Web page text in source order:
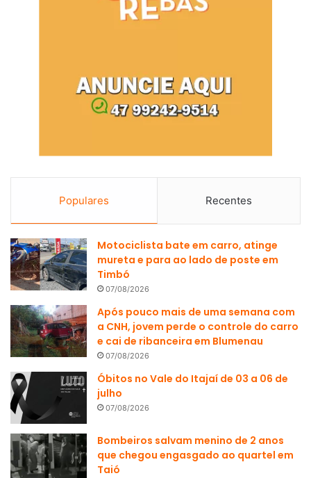
Populares Recentes
Motociclista bate em carro, atinge
mureta e para ao lado de poste em
Timbó
07/08/2026
Após pouco mais de uma semana com
a CNH, jovem perde o controle do carro
e cai de ribanceira em Blumenau
07/08/2026
Óbitos no Vale do Itajaí de 03 a 06 de
julho
07/08/2026
Bombeiros salvam menino de 2 anos
que chegou engasgado ao quartel em
Taió